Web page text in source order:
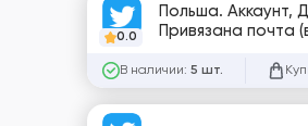
0.0
Польша. Аккаунт,
Привязана почта
В наличии: 5 шт.